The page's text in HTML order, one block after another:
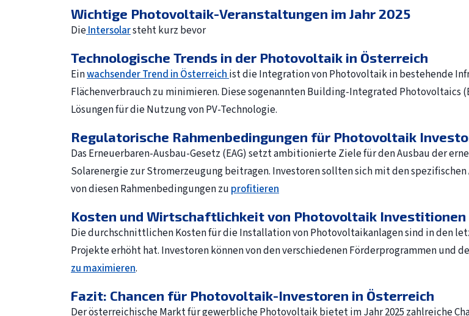
Wichtige Photovoltaik-Veranstaltungen im Jahr 2025
DieIntersolarsteht kurz bevor
Technologische Trends in der Photovoltaik in Österreich
Einwachsender Trend in Österreichist die Integration von Photovoltaik in bestehende
Flächenverbrauch zu minimieren. Diese sogenannten Building-Integrated
Lösungen für die Nutzung von PV-Technologie.
Regulatorische Rahmenbedingungen für Photovoltaik
Das Erneuerbaren-Ausbau-Gesetz (EAG) setzt ambitionierte Ziele für den Ausbau der
Solarenergie zur Stromerzeugung beitragen. Investoren sollten sich mit den
von diesen Rahmenbedingungen zu profitieren
Kosten und Wirtschaftlichkeit von Photovoltaik Investitionen
Die durchschnittlichen Kosten für die Installation von Photovoltaikanlagen sind in den
Projekte erhöht hat. Investoren können von den verschiedenen Förderprogrammen und
zu maximieren.
Fazit: Chancen für Photovoltaik-Investoren in Österreich
Der österreichische Markt für gewerbliche Photovoltaik bietet im Jahr 2025 zahlreiche